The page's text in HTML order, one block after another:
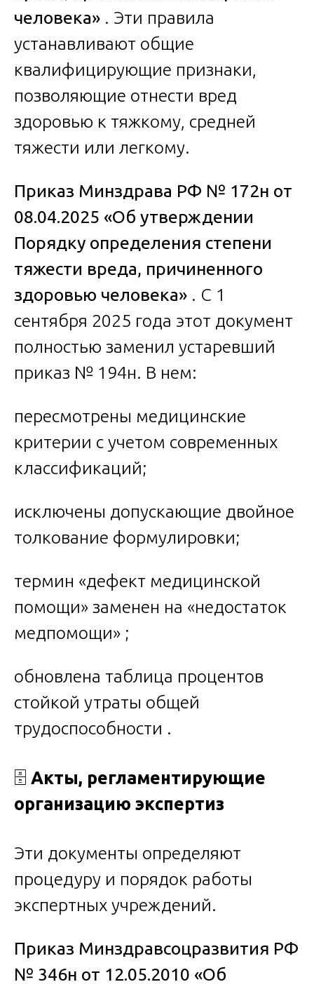
человека» . Эти правила
устанавливают общие
квалифицирующие признаки,
позволяющие отнести вред
здоровью к тяжкому, средней
тяжести или легкому.
Приказ Минздрава РФ № 172н от
08.04.2025 «Об утверждении
Порядку определения степени
тяжести вреда, причиненного
здоровью человека» . С 1
сентября 2025 года этот документ
полностью заменил устаревший
приказ № 194н. В нем:
пересмотрены медицинские
критерии с учетом современных
классификаций;
исключены допускающие двойное
толкование формулировки;
термин «дефект медицинской
помощи» заменен на «недостаток
медпомощи» ;
обновлена таблица процентов
стойкой утраты общей
трудоспособности .
🗄️ Акты, регламентирующие
организацию экспертиз
Эти документы определяют
процедуру и порядок работы
экспертных учреждений.
Приказ Минздравсоцразвития РФ
№ 346н от 12.05.2010 «Об